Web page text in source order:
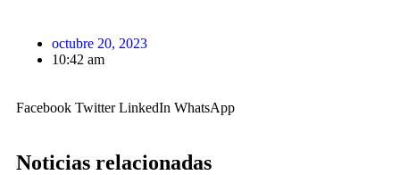
octubre 20, 2023
10:42 am
Facebook Twitter LinkedIn WhatsApp
Noticias relacionadas